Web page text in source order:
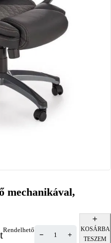
mechanikával,
Rendelhető
KOSÁRBA
TESZEM